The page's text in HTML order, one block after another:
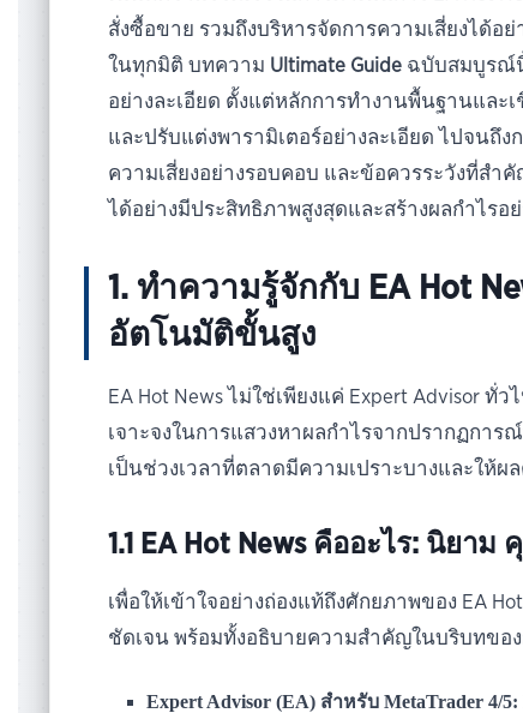
สั่งซื้อขาย รวมถึงบริหารจัดการความเสี่ยงได้อ
ในทุกมิติ บทความ Ultimate Guide ฉบับสมบูรณ์นี้
อย่างละเอียด ตั้งแต่หลักการทำงานพื้นฐานและ
และปรับแต่งพารามิเตอร์อย่างละเอียด ไปจนถึ
ความเสี่ยงอย่างรอบคอบ และข้อควรระวังที่สำ
ได้อย่างมีประสิทธิภาพสูงสุดและสร้างผลกำไรอ
1. ทำความรู้จักกับ EA Hot
อัตโนมัติขั้นสูง
EA Hot News ไม่ใช่เพียงแค่ Expert Advisor
เจาะจงในการแสวงหาผลกำไรจากปรากฏกา
เป็นช่วงเวลาที่ตลาดมีความเปราะบางและให้
1.1 EA Hot News คืออะไร: นิย
เพื่อให้เข้าใจอย่างถ่องแท้ถึงศักยภาพของ EA
ชัดเจน พร้อมทั้งอธิบายความสำคัญในบริบทของ
Expert Advisor (EA) สำหรับ MetaTrader 4/5: